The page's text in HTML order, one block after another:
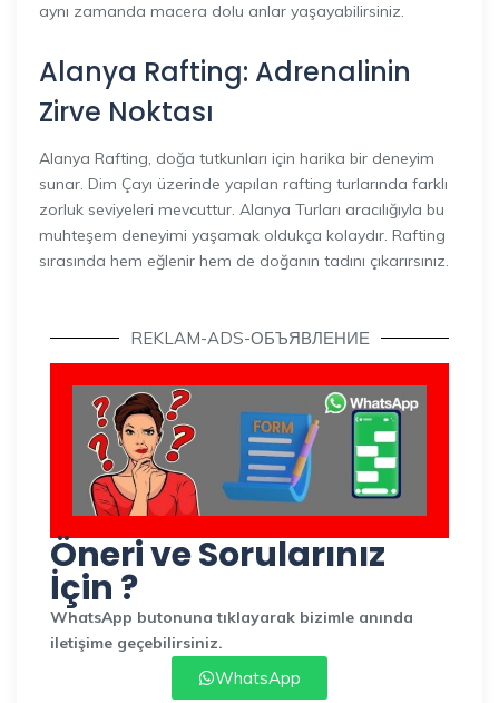
aynı zamanda macera dolu anlar yaşayabilirsiniz.
Alanya Rafting: Adrenalinin
Zirve Noktası
Alanya Rafting, doğa tutkunları için harika bir deneyim
sunar. Dim Çayı üzerinde yapılan rafting turlarında farklı
zorluk seviyeleri mevcuttur. Alanya Turları aracılığıyla bu
muhteşem deneyimi yaşamak oldukça kolaydır. Rafting
sırasında hem eğlenir hem de doğanın tadını çıkarırsınız.
REKLAM-ADS-ОБЪЯВЛЕНИЕ
Öneri ve Sorularınız
İçin ?
WhatsApp butonuna tıklayarak bizimle anında
iletişime geçebilirsiniz.
WhatsApp